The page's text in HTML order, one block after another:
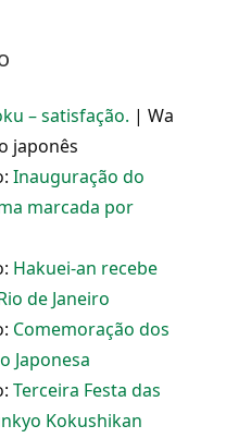
– satisfação. | Wa
japonês
Inauguração do
marcada por
Hakuei-an recebe
de Janeiro
Comemoração dos
Japonesa
Terceira Festa das
Kokushikan